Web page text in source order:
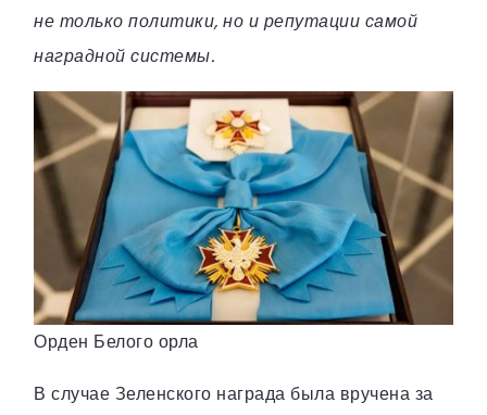
не только политики, но и репутации самой
наградной системы.
Орден Белого орла
В случае Зеленского награда была вручена за